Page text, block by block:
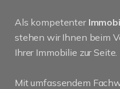
Als kompetenter
stehen wir Ihnen beim
Ihrer Immobilie zur Seite.
Mit umfassendem